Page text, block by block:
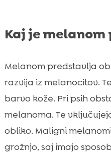
Kaj je melanom
Melanom predstavlja
razvija iz melanocitov.
barvo kože. Pri psih
melanoma. Te
obliko. Maligni
grožnjo, saj imajo